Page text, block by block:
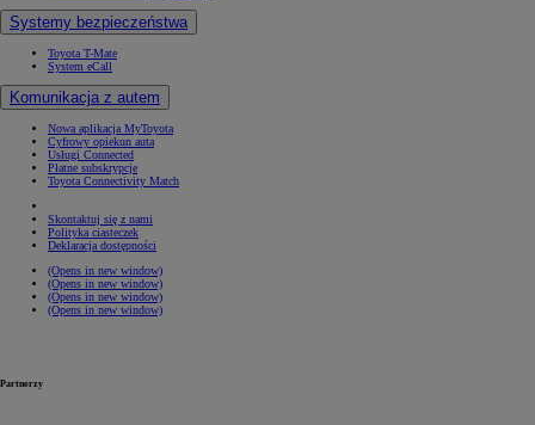
Systemy bezpieczeństwa
Toyota T-Mate
System eCall
Komunikacja z autem
Nowa aplikacja MyToyota
Cyfrowy opiekun auta
Usługi Connected
Płatne subskrypcje
Toyota Connectivity Match
Skontaktuj się z nami
Polityka ciasteczek
Deklaracja dostępności
(Opens in new window)
(Opens in new window)
(Opens in new window)
(Opens in new window)
Partnerzy